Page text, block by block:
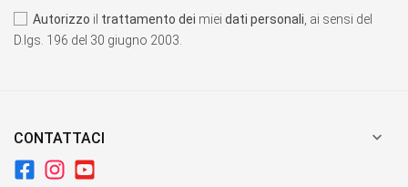
Autorizzo il trattamento dei miei dati personali, ai sensi del
D.lgs. 196 del 30 giugno 2003.
CONTATTACI 